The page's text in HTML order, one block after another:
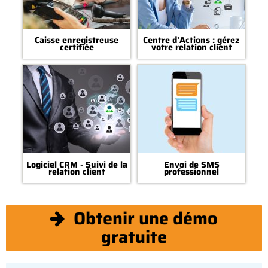
Caisse enregistreuse
certifiée
Centre d'Actions : gérez
votre relation client
Logiciel CRM - Suivi de la
relation client
Envoi de SMS
professionnel
Obtenir une démo
gratuite